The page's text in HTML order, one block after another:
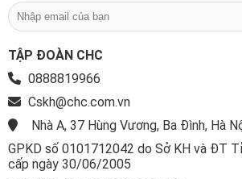
TẬP ĐOÀN CHC
0888819966
Cskh@chc.com.vn
Nhà A, 37 Hùng Vương, Ba Đình, Hà
GPKD số 0101712042 do Sở KH và ĐT
cấp ngày 30/06/2005